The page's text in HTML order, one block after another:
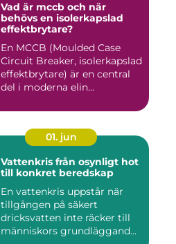
Vad är mccb och när
behövs en isolerkapslad
effektbrytare?
En MCCB (Moulded Case
Circuit Breaker, isolerkapslad
effektbrytare) är en central
del i moderna elin...
01. jun
Vattenkris från osynligt hot
till konkret beredskap
En vattenkris uppstår när
tillgången på säkert
dricksvatten inte räcker till
människors grundläggand...